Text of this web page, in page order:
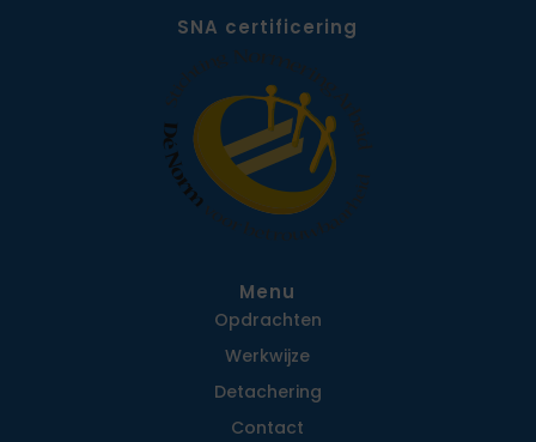
SNA certificering
Menu
Opdrachten
Werkwijze
Detachering
Contact